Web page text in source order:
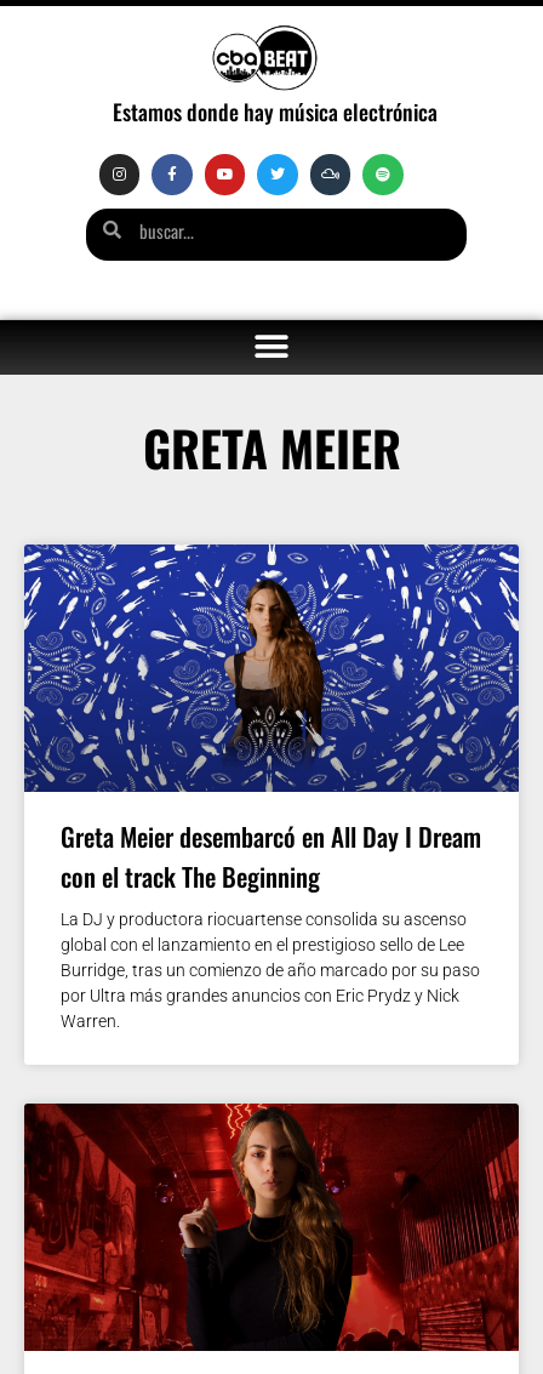
Estamos donde hay música electrónica
GRETA MEIER
Greta Meier desembarcó en All Day I Dream
con el track The Beginning
La DJ y productora riocuartense consolida su ascenso
global con el lanzamiento en el prestigioso sello de Lee
Burridge, tras un comienzo de año marcado por su paso
por Ultra más grandes anuncios con Eric Prydz y Nick
Warren.